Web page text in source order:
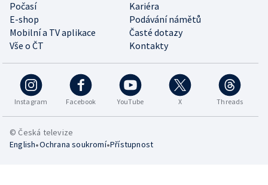
Počasí
Kariéra
E-shop
Podávání námětů
Mobilní a TV aplikace
Časté dotazy
Vše o ČT
Kontakty
Instagram Facebook YouTube X Threads
© Česká televize
English•Ochrana soukromí•Přístupnost